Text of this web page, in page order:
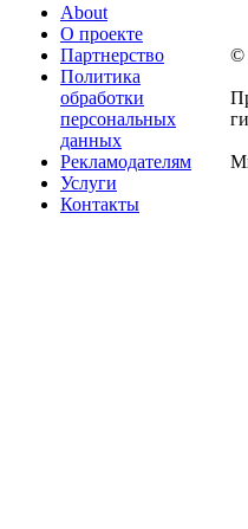
About
О проекте
Партнерство
Политика
обработки
персональных
данных
Рекламодателям
Услуги
Контакты
©